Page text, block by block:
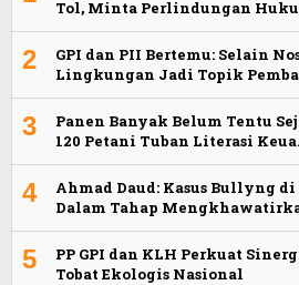
Tol, Minta Perlindungan
2
GPI dan PII Bertemu: Selain
Lingkungan Jadi Topik
3
Panen Banyak Belum Tentu
120 Petani Tuban Literasi
4
Ahmad Daud: Kasus Bullyng
Dalam Tahap
5
PP GPI dan KLH Perkuat
Tobat Ekologis Nasional